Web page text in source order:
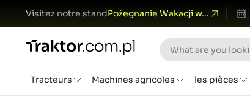
Visitez notre standPożegnanie Wakacji w...
Tracteurs Machines agricoles les pièces